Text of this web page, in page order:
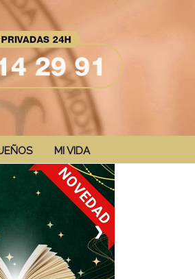
MI VIDA
❯